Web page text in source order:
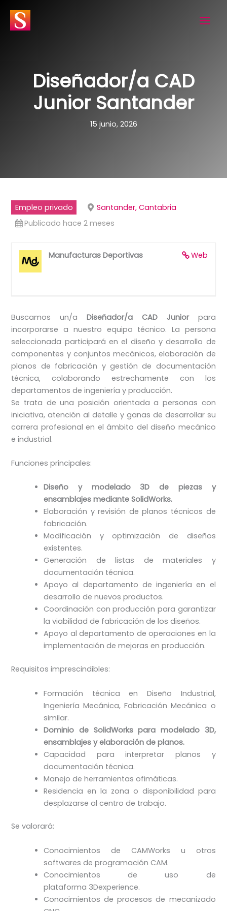
contenido
Diseñador/a CAD
Junior Santander
15 junio, 2026
Empleo privado
Santander, Cantabria
Publicado hace 2 meses
Web
Manufacturas Deportivas
Buscamos un/aDiseñador/a CAD Juniorpara
incorporarse a nuestro equipo técnico. La persona
seleccionada participará en el diseño y desarrollo de
componentes y conjuntos mecánicos, elaboración de
planos de fabricación y gestión de documentación
técnica, colaborando estrechamente con los
departamentos de ingeniería y producción.
Se trata de una posición orientada a personas con
iniciativa, atención al detalle y ganas de desarrollar su
carrera profesional en el ámbito del diseño mecánico
e industrial.
Funciones principales:
Diseño y modelado 3D de piezas y
ensamblajes mediante SolidWorks.
Elaboración y revisión de planos técnicos de
fabricación.
Modificación y optimización de diseños
existentes.
Generación de listas de materiales y
documentación técnica.
Apoyo al departamento de ingeniería en el
desarrollo de nuevos productos.
Coordinación con producción para garantizar
la viabilidad de fabricación de los diseños.
Apoyo al departamento de operaciones en la
implementación de mejoras en producción.
Requisitos imprescindibles:
Formación técnica en Diseño Industrial,
Ingeniería Mecánica, Fabricación Mecánica o
similar.
Dominio de SolidWorks para modelado 3D,
ensamblajes y elaboración de planos.
Capacidad para interpretar planos y
documentación técnica.
Manejo de herramientas ofimáticas.
Residencia en la zona o disponibilidad para
desplazarse al centro de trabajo.
Se valorará:
Conocimientos de CAMWorks u otros
softwares de programación CAM.
Conocimientos de uso de
plataforma 3Dexperience.
Conocimientos de procesos de mecanizado